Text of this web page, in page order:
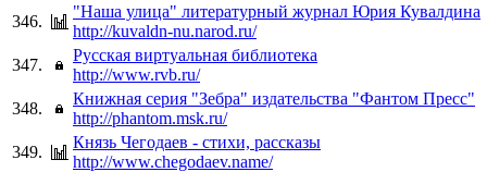
346.
"Наша улица" литературный журнал Юрия Кувалдина
http://kuvaldn-nu.narod.ru/
347.
Русская виртуальная библиотека
http://www.rvb.ru/
348.
Книжная серия "Зебра" издательства "Фантом Пресс"
http://phantom.msk.ru/
349.
Князь Чегодаев - стихи, рассказы
http://www.chegodaev.name/